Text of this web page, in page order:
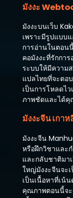
มังงะ
มังงะบนเว็บ
เพราะมีรูปแบบ
การอ่านในตอน
คอมังงะที่รักกา
ระบบให้มีความ
แปลไทยที่จะตอ
เป็นการโหลดไ
ภาพชัดและได้
มังงะจีน เกา
มังงะจีน
หรือฝึกวิชาและ
และกลับชาติมา
ใหญ่มังงะจีนจะ
เป็นเนื้อหาที่เน้
คุณภาพตอนนี้จ